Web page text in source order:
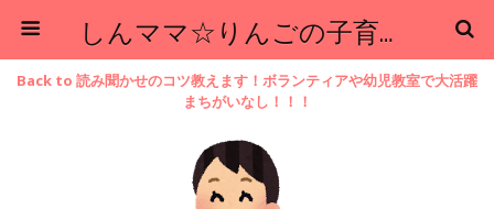
しんママ☆りんごの子育てブログ
Back to 読み聞かせのコツ教えます！ボランティアや幼児教室で大活躍
まちがいなし！！！